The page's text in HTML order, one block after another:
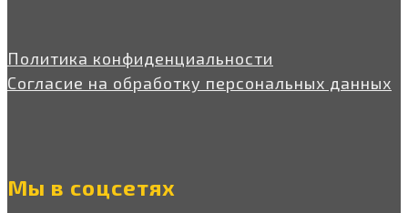
Политика конфиденциальности
Согласие на обработку персональных данных
Мы в соцсетях